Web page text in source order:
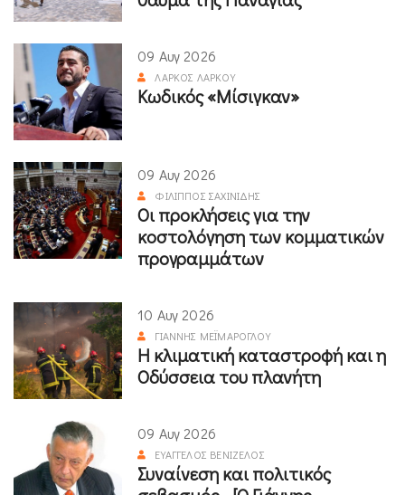
09 Αυγ 2026
ΛΆΡΚΟΣ ΛΆΡΚΟΥ
Κωδικός «Μίσιγκαν»
09 Αυγ 2026
ΦΊΛΙΠΠΟΣ ΣΑΧΙΝΊΔΗΣ
Οι προκλήσεις για την
κοστολόγηση των κομματικών
προγραμμάτων
10 Αυγ 2026
ΓΙΆΝΝΗΣ ΜΕΪΜΆΡΟΓΛΟΥ
Η κλιματική καταστροφή και η
Οδύσσεια του πλανήτη
09 Αυγ 2026
ΕΥΆΓΓΕΛΟΣ ΒΕΝΙΖΈΛΟΣ
Συναίνεση και πολιτικός